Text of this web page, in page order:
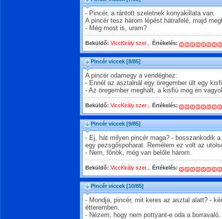
- Pincér, a rántott szeletnek konyakillata van.
A pincér tesz három lépést hátrafelé, majd
- Még most is, uram?
Beküldő: ViccKirály szer... Értékelés:
Pincér viccek [8/85]
A pincér odamegy a vendéghez:
- Ennél az asztalnál egy öregember ült egy
- Az öregember meghalt, a kisfiú meg én
Beküldő: ViccKirály szer... Értékelés:
Pincér viccek [9/85]
- Ej, hát milyen pincér maga? - bosszankodik
egy pezsgőspoharat. Remélem ez volt az
- Nem, főnök, még van belőle három.
Beküldő: ViccKirály szer... Értékelés:
Pincér viccek [10/85]
- Mondja, pincér, mit keres az asztal alatt? -
étteremben.
- Nézem, hogy nem pottyant-e oda a borravaló.